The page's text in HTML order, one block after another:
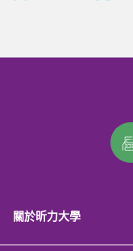
關於昕力大學